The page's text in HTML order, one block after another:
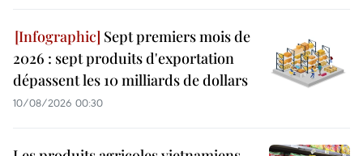
Sept premiers mois de
2026 : sept produits d'exportation
dépassent les 10 milliards de dollars
10/08/2026 00:30